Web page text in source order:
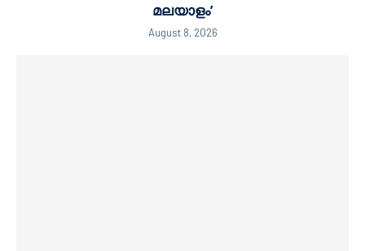
മലയാളം’
August 8, 2026